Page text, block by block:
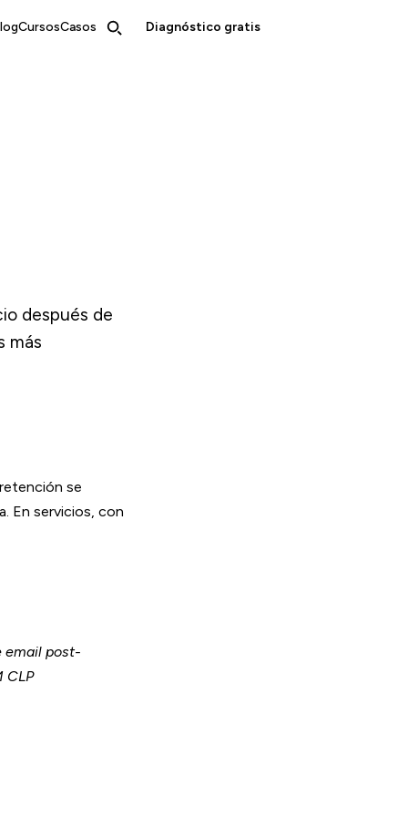
CursosCasos Diagnóstico gratis
después de
más
se
En servicios, con
email post-
CLP